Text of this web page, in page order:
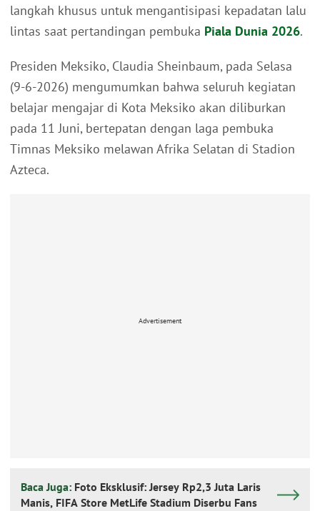
langkah khusus untuk mengantisipasi kepadatan lalu
lintas saat pertandingan pembuka Piala Dunia 2026.
Presiden Meksiko, Claudia Sheinbaum, pada Selasa
(9-6-2026) mengumumkan bahwa seluruh kegiatan
belajar mengajar di Kota Meksiko akan diliburkan
pada 11 Juni, bertepatan dengan laga pembuka
Timnas Meksiko melawan Afrika Selatan di Stadion
Azteca.
Advertisement
Baca Juga: Foto Eksklusif: Jersey Rp2,3 Juta Laris
Manis, FIFA Store MetLife Stadium Diserbu Fans